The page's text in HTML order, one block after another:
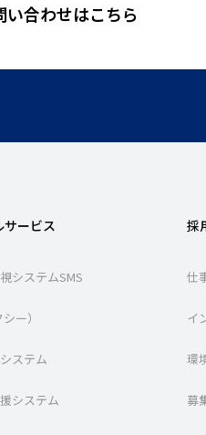
い合わせはこちら
ービス
システムSMS
ー）
ステム
システム
採
仕
イ
環
募